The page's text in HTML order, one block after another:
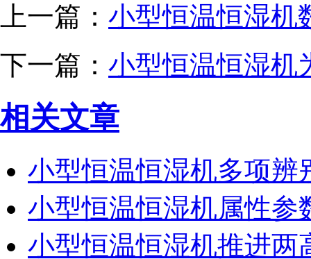
上一篇： 小型恒温恒湿机
下一篇： 小型恒温恒湿机
相关文章
小型恒温恒湿机多项辨
小型恒温恒湿机属性参
小型恒温恒湿机推进两